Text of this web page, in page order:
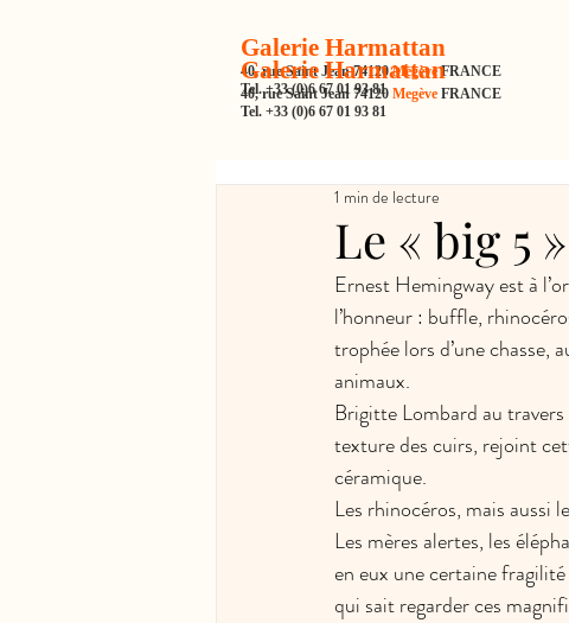
Galerie Harmattan
40, rue Saint Jean 74120 Megève FRANCE
Tel. +33 (0)6 67 01 93 81
Galerie Harmattan
40, rue Saint Jean 74120MegèveFRANCE
Tel. +33 (0)6 67 01 93 81
Le « big 5
1 min de lecture
Ernest Hemingway est à
l’honneur : buffle,
trophée lors d’une chasse,
animaux.
Brigitte Lombard au travers
texture des cuirs, rejoint
céramique.
Les rhinocéros, mais aussi
Les mères alertes, les
en eux une certaine
qui sait regarder ces